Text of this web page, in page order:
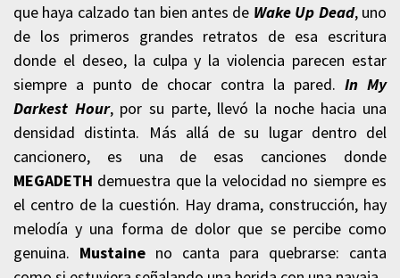
que haya calzado tan bien antes de Wake Up Dead, uno
de los primeros grandes retratos de esa escritura
donde el deseo, la culpa y la violencia parecen estar
siempre a punto de chocar contra la pared. In My
Darkest Hour, por su parte, llevó la noche hacia una
densidad distinta. Más allá de su lugar dentro del
cancionero, es una de esas canciones donde
MEGADETH demuestra que la velocidad no siempre es
el centro de la cuestión. Hay drama, construcción, hay
melodía y una forma de dolor que se percibe como
genuina. Mustaine no canta para quebrarse: canta